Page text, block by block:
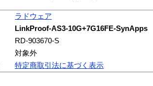
ラドウェア
LinkProof-AS3-10G+7G16FE-SynApps
RD-903670-S
対象外
特定商取引法に基づく表示